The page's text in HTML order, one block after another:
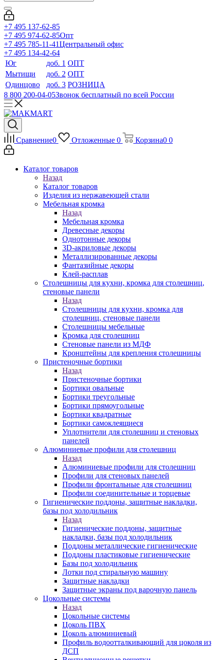
+7 495 137-62-85
+7 495 974-62-85Опт
+7 495 785-11-41Центральный офис
+7 495 134-42-64
Юг
доб. 1 ОПТ
Мытищи
доб. 2 ОПТ
Одинцово
доб. 3 РОЗНИЦА
8 800 200-04-05Звонок бесплатный по всей России
Сравнение0 Отложенные 0 Корзина0 0
Каталог товаров
Назад
Каталог товаров
Изделия из нержавеющей стали
Мебельная кромка
Назад
Мебельная кромка
Древесные декоры
Однотонные декоры
3D-акриловые декоры
Металлизированные декоры
Фантазийные декоры
Клей-расплав
Столешницы для кухни, кромка для столешниц,
стеновые панели
Назад
Столешницы для кухни, кромка для
столешниц, стеновые панели
Столешницы мебельные
Кромка для столешниц
Стеновые панели из МДФ
Кронштейны для крепления столешницы
Пристеночные бортики
Назад
Пристеночные бортики
Бортики овальные
Бортики треугольные
Бортики прямоугольные
Бортики квадратные
Бортики самоклеящиеся
Уплотнители для столешниц и стеновых
панелей
Алюминиевые профили для столешниц
Назад
Алюминиевые профили для столешниц
Профили для стеновых панелей
Профили фронтальные для столешниц
Профили соединительные и торцевые
Гигиенические поддоны, защитные накладки,
базы под холодильник
Назад
Гигиенические поддоны, защитные
накладки, базы под холодильник
Поддоны металлические гигиенические
Поддоны пластиковые гигиенические
Базы под холодильник
Лотки под стиральную машину
Защитные накладки
Защитные экраны под варочную панель
Цокольные системы
Назад
Цокольные системы
Цоколь ПВХ
Цоколь алюминиевый
Профиль водоотталкивающий для цоколя из
ДСП